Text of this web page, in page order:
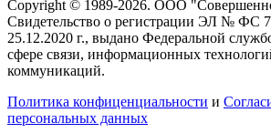
Copyright © 1989-2026. ООО
Свидетельство о регистрации ЭЛ № ФС
25.12.2020 г., выдано Федеральной
сфере связи, информационных
коммуникаций.
Политика конфиценциальности и
персональных данных